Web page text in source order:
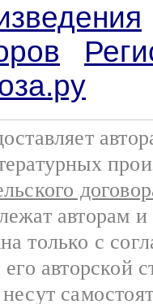
авторам
только с
авторской